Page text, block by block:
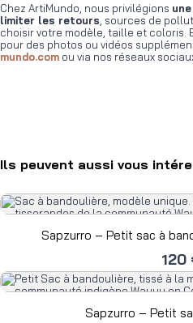
Chez ArtiMundo, nous privilégions
limiter les retours , sources de
choisir votre modèle, taille et coloris.
pour des photos ou vidéos
mundo.com ou via nos réseaux
Ils peuvent aussi vous
Sapzurro – Petit sac à
120
Sapzurro – Petit